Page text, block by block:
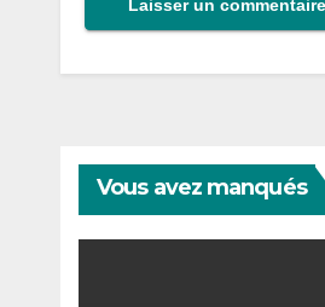
Vous avez manqués